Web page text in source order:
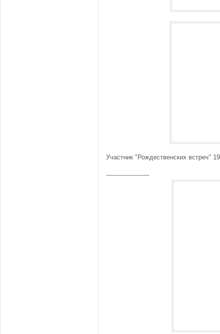
Участник "Рождественских встреч"
----------------------